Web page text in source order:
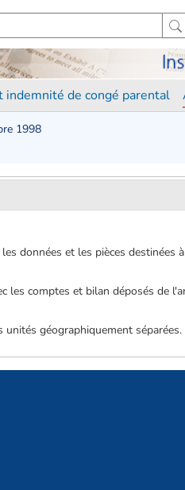
de congé parental
1998
données et les pièces destinées à
les comptes et bilan déposés de
unités géographiquement séparées.